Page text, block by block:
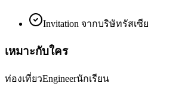
Invitation จากบริษัทรัสเซีย
เหมาะกับใคร
ท่องเที่ยวEngineerนักเรียน